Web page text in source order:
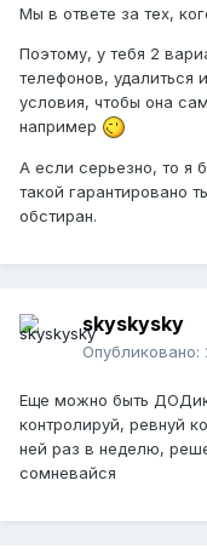
Мы в ответе за тех,
Поэтому, у тебя 2
телефонов, удалиться
условия, чтобы она
например
А если серьезно, то я
такой гарантировано
обстиран.
skyskysky
Опубликовано:
Еще можно быть
контролируй, ревнуй
ней раз в неделю,
сомневайся